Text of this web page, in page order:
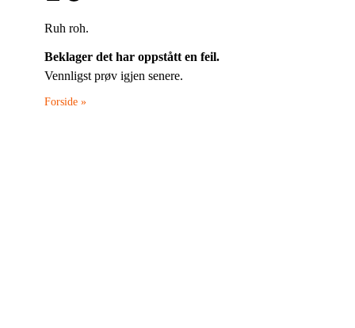
Ruh roh.
Beklager det har oppstått en feil.
Vennligst prøv igjen senere.
Forside »